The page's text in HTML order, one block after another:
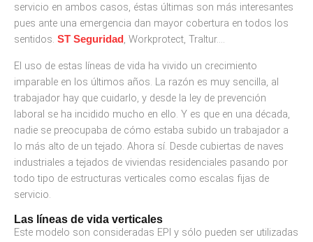
servicio en ambos casos, éstas últimas son más interesantes
pues ante una emergencia dan mayor cobertura en todos los
sentidos. ST Seguridad , Workprotect, Traltur….
El uso de estas líneas de vida ha vivido un crecimiento
imparable en los últimos años. La razón es muy sencilla, al
trabajador hay que cuidarlo, y desde la ley de prevención
laboral se ha incidido mucho en ello. Y es que en una década,
nadie se preocupaba de cómo estaba subido un trabajador a
lo más alto de un tejado. Ahora sí. Desde cubiertas de naves
industriales a tejados de viviendas residenciales pasando por
todo tipo de estructuras verticales como escalas fijas de
servicio.
Las líneas de vida verticales
Este modelo son consideradas EPI y sólo pueden ser utilizadas